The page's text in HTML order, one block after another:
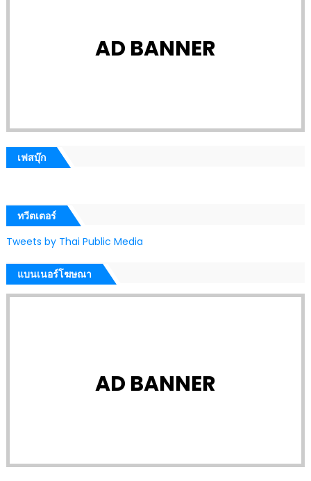
AD BANNER
เฟสบุ๊ก
ทวีตเตอร์
Tweets by Thai Public Media
แบนเนอร์โฆษณา
AD BANNER